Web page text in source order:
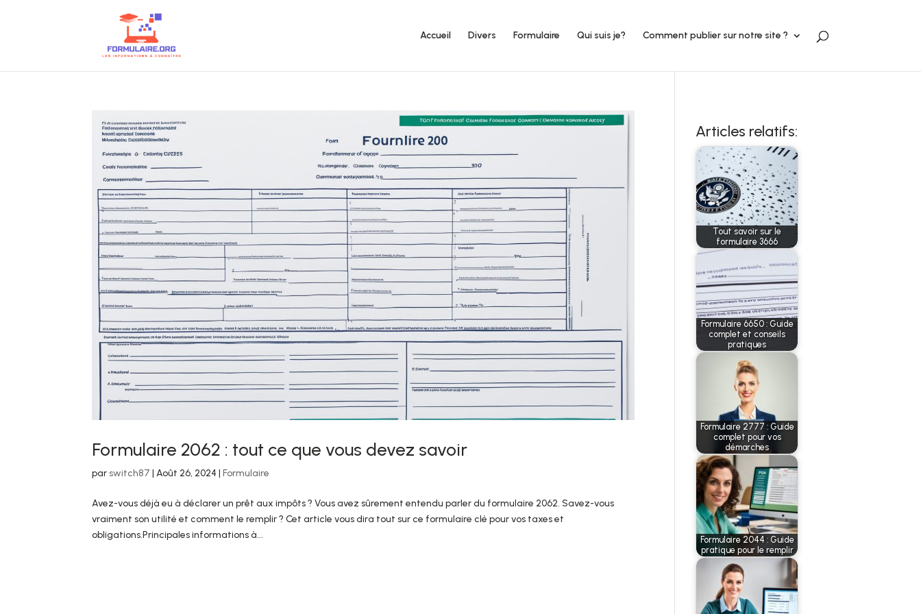
Accueil Divers Formulaire Qui suis je? Comment publier sur notre site ?
Formulaire 2062 : tout ce que vous devez savoir
par switch87 |Août 26, 2024 |Formulaire
Avez-vous déjà eu à déclarer un prêt aux impôts ? Vous avez sûrement entendu parler du formulaire 2062. Savez-vous
vraiment son utilité et comment le remplir ? Cet article vous dira tout sur ce formulaire clé pour vos taxes et
obligations.Principales informations à...
Articles relatifs:
Tout savoir sur le
formulaire 3666
Formulaire 6650 : Guide
complet et conseils
pratiques
Formulaire 2777 : Guide
complet pour vos
démarches
Formulaire 2044 : Guide
pratique pour le remplir